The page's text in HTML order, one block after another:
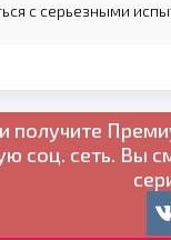
с серьезными
получите
соц. сеть. Вы